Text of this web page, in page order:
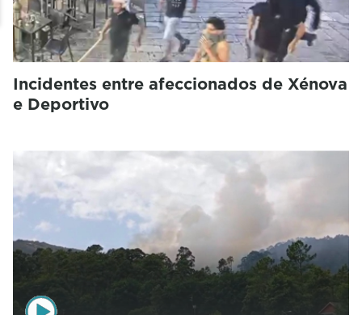
Incidentes entre afeccionados de Xénova
e Deportivo